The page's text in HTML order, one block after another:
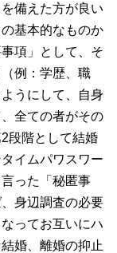
備えた方が良い
基本的なものか
項」として、そ
例：学歴、職
うにして、自身
全ての者がその
段階として結婚
イムパワスワー
った「秘匿事
身辺調査の必要
ってお互いにハ
婚、離婚の抑止